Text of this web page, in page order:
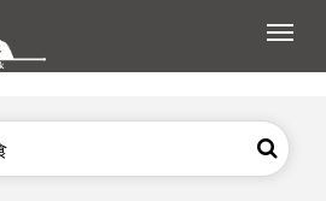
展
搜尋